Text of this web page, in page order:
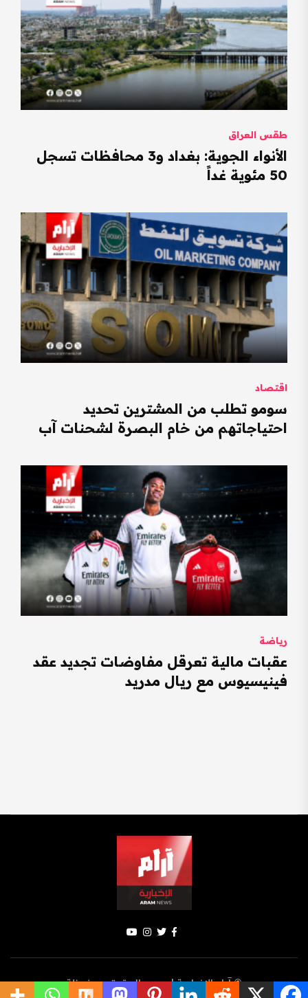
طقس العراق
الأنواء الجوية: بغداد و3 محافظات تسجل
50 مئوية غداً
اقتصاد
سومو تطلب من المشترين تحديد
احتياجاتهم من خام البصرة لشحنات آب
رياضة
عقبات مالية تعرقل مفاوضات تجديد عقد
فينيسيوس مع ريال مدريد
© آرام الإخبارية | جميع الحقوق محفوظة